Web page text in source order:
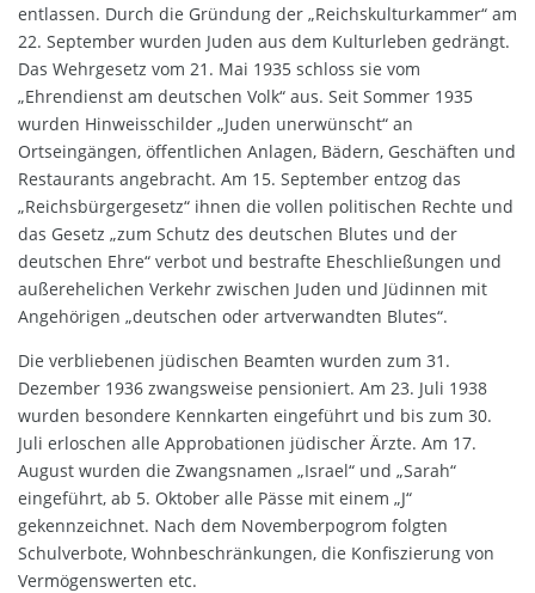
entlassen. Durch die Gründung der „Reichskulturkammer“ am
22. September wurden Juden aus dem Kulturleben gedrängt.
Das Wehrgesetz vom 21. Mai 1935 schloss sie vom
„Ehrendienst am deutschen Volk“ aus. Seit Sommer 1935
wurden Hinweisschilder „Juden unerwünscht“ an
Ortseingängen, öffentlichen Anlagen, Bädern, Geschäften und
Restaurants angebracht. Am 15. September entzog das
„Reichsbürgergesetz“ ihnen die vollen politischen Rechte und
das Gesetz „zum Schutz des deutschen Blutes und der
deutschen Ehre“ verbot und bestrafte Eheschließungen und
außerehelichen Verkehr zwischen Juden und Jüdinnen mit
Angehörigen „deutschen oder artverwandten Blutes“.
Die verbliebenen jüdischen Beamten wurden zum 31.
Dezember 1936 zwangsweise pensioniert. Am 23. Juli 1938
wurden besondere Kennkarten eingeführt und bis zum 30.
Juli erloschen alle Approbationen jüdischer Ärzte. Am 17.
August wurden die Zwangsnamen „Israel“ und „Sarah“
eingeführt, ab 5. Oktober alle Pässe mit einem „J“
gekennzeichnet. Nach dem Novemberpogrom folgten
Schulverbote, Wohnbeschränkungen, die Konfiszierung von
Vermögenswerten etc.